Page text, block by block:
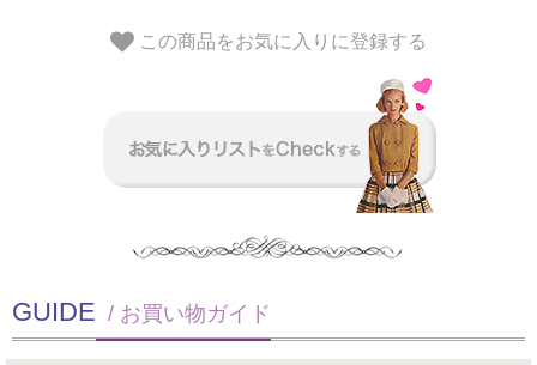
この商品をお気に入りに登録する
GUIDE / お買い物ガイド